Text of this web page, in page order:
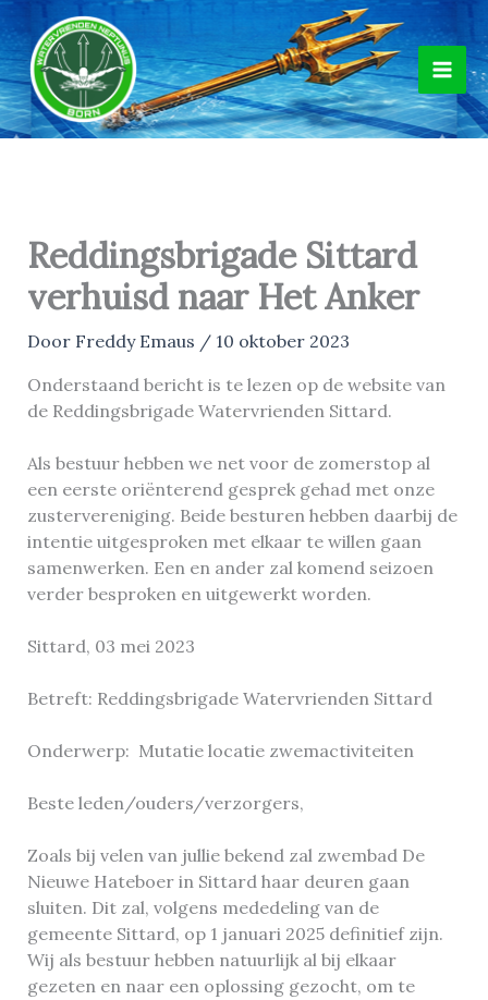
naar
de
inhoud
Reddingsbrigade Sittard
verhuisd naar Het Anker
Door Freddy Emaus / 10 oktober 2023
Onderstaand bericht is te lezen op de website van
de Reddingsbrigade Watervrienden Sittard.
Als bestuur hebben we net voor de zomerstop al
een eerste oriënterend gesprek gehad met onze
zustervereniging. Beide besturen hebben daarbij de
intentie uitgesproken met elkaar te willen gaan
samenwerken. Een en ander zal komend seizoen
verder besproken en uitgewerkt worden.
Sittard, 03 mei 2023
Betreft: Reddingsbrigade Watervrienden Sittard
Onderwerp: Mutatie locatie zwemactiviteiten
Beste leden/ouders/verzorgers,
Zoals bij velen van jullie bekend zal zwembad De
Nieuwe Hateboer in Sittard haar deuren gaan
sluiten. Dit zal, volgens mededeling van de
gemeente Sittard, op 1 januari 2025 definitief zijn.
Wij als bestuur hebben natuurlijk al bij elkaar
gezeten en naar een oplossing gezocht, om te